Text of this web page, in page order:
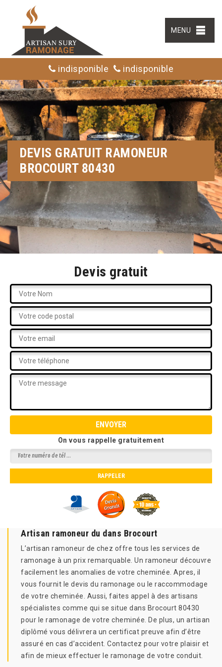
MENU
indisponible indisponible
DEVIS GRATUIT RAMONEUR
BROCOURT 80430
Devis gratuit
On vous rappelle gratuitement
Artisan ramoneur du dans Brocourt
L’artisan ramoneur de chez offre tous les services de
ramonage à un prix remarquable. Un ramoneur découvre
facilement les anomalies de votre cheminée. Apres, il
vous fournit le devis du ramonage ou le raccommodage
de votre cheminée. Aussi, faites appel à des artisans
spécialistes comme qui se situe dans Brocourt 80430
pour le ramonage de votre cheminée. De plus, un artisan
diplômé vous délivrera un certificat preuve afin d’être
assuré en cas d’accident. Contactez pour votre plaisir et
afin de mieux effectuer le ramonage de votre conduit.